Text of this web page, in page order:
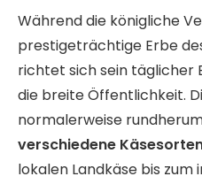
Während die königliche
prestigeträchtige Erbe
richtet sich sein täglicher
die breite Öffentlichkeit.
normalerweise
verschiedene
lokalen Landkäse bis